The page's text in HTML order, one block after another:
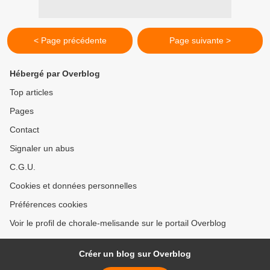
< Page précédente Page suivante >
Hébergé par Overblog
Top articles
Pages
Contact
Signaler un abus
C.G.U.
Cookies et données personnelles
Préférences cookies
Voir le profil de chorale-melisande sur le portail Overblog
Créer un blog sur Overblog